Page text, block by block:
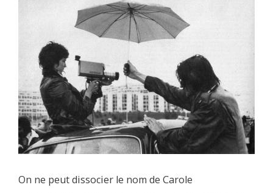
On ne peut dissocier le nom de Carole